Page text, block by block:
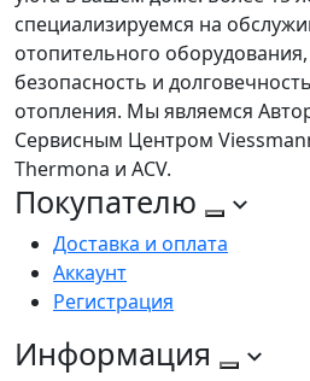
специализируемся на
отопительного
безопасность и
отопления. Мы являемся
Сервисным Центром
Thermona и ACV.
Покупателю
Доставка и оплата
Аккаунт
Регистрация
Информация